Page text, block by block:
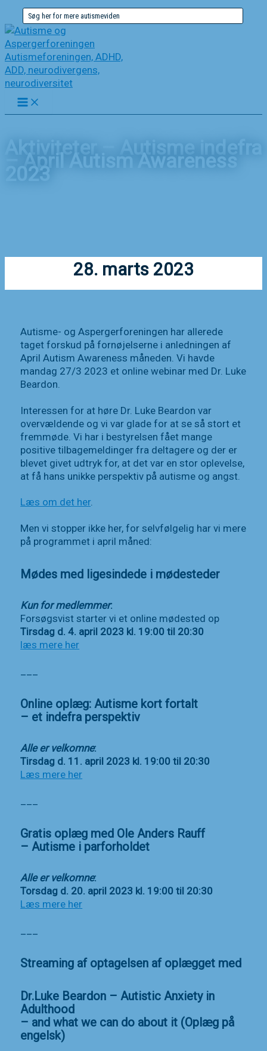
til
indholdet
Søg
efter:
Aktiviteter – Autisme indefra
– April Autism Awareness
2023
28. marts 2023
Autisme- og Aspergerforeningen har allerede
taget forskud på fornøjelserne i anledningen af
April Autism Awareness måneden. Vi havde
mandag 27/3 2023 et online webinar med Dr. Luke
Beardon.
Interessen for at høre Dr. Luke Beardon var
overvældende og vi var glade for at se så stort et
fremmøde. Vi har i bestyrelsen fået mange
positive tilbagemeldinger fra deltagere og der er
blevet givet udtryk for, at det var en stor oplevelse,
at få hans unikke perspektiv på autisme og angst.
Læs om det her.
Men vi stopper ikke her, for selvfølgelig har vi mere
på programmet i april måned:
Mødes med ligesindede i mødesteder
Kun for medlemmer:
Forsøgsvist starter vi et online mødested op
Tirsdag d. 4. april 2023 kl. 19:00 til 20:30
læs mere her
Online oplæg: Autisme kort fortalt
– et indefra perspektiv
Alle er velkomne:
Tirsdag d. 11. april 2023 kl. 19:00 til 20:30
Læs mere her
Gratis oplæg med Ole Anders Rauff
– Autisme i parforholdet
Alle er velkomne:
Torsdag d. 20. april 2023 kl. 19:00 til 20:30
Læs mere her
Streaming af optagelsen af oplægget med
Dr.Luke Beardon – Autistic Anxiety in
Adulthood
– and what we can do about it (Oplæg på
engelsk)